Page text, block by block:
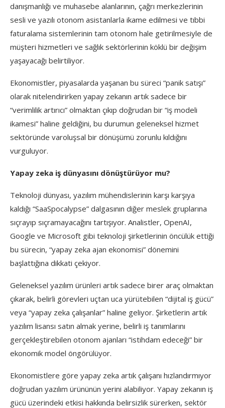
danışmanlığı ve muhasebe alanlarının, çağrı merkezlerinin
sesli ve yazılı otonom asistanlarla ikame edilmesi ve tıbbi
faturalama sistemlerinin tam otonom hale getirilmesiyle de
müşteri hizmetleri ve sağlık sektörlerinin köklü bir değişim
yaşayacağı belirtiliyor.
Ekonomistler, piyasalarda yaşanan bu süreci “panik satışı”
olarak nitelendirirken yapay zekanın artık sadece bir
“verimlilik artırıcı” olmaktan çıkıp doğrudan bir “iş modeli
ikamesi” haline geldiğini, bu durumun geleneksel hizmet
sektöründe varoluşsal bir dönüşümü zorunlu kıldığını
vurguluyor.
Yapay zeka iş dünyasını dönüştürüyor mu?
Teknoloji dünyası, yazılım mühendislerinin karşı karşıya
kaldığı “SaaSpocalypse” dalgasının diğer meslek gruplarına
sıçrayıp sıçramayacağını tartışıyor. Analistler, OpenAI,
Google ve Microsoft gibi teknoloji şirketlerinin öncülük ettiği
bu sürecin, “yapay zeka ajan ekonomisi” dönemini
başlattığına dikkati çekiyor.
Geleneksel yazılım ürünleri artık sadece birer araç olmaktan
çıkarak, belirli görevleri uçtan uca yürütebilen “dijital iş gücü”
veya “yapay zeka çalışanlar” haline geliyor. Şirketlerin artık
yazılım lisansı satın almak yerine, belirli iş tanımlarını
gerçekleştirebilen otonom ajanları “istihdam edeceği” bir
ekonomik model öngörülüyor.
Ekonomistlere göre yapay zeka artık çalışanı hızlandırmıyor
doğrudan yazılım ürününün yerini alabiliyor. Yapay zekanın iş
gücü üzerindeki etkisi hakkında belirsizlik sürerken, sektör